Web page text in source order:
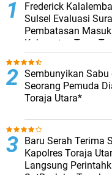
Frederick
Sulsel Evaluasi
Pembatasan
Kabupaten Tana
Sembunyikan Sabu
Seorang Pemuda
Toraja Utara*
Baru Serah Terima
Kapolres Toraja
Langsung